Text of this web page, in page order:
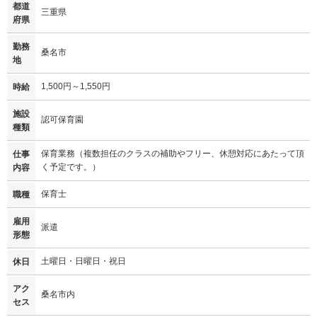
都道
府県
三重県
勤務
地
桑名市
時給 1,500円～1,550円
施設
種類
認可保育園
仕事
内容
保育業務（複数担任のクラスの補助やフリー、休憩対応にあたって頂
く予定です。）
職種 保育士
雇用
形態
派遣
休日 土曜日・日曜日・祝日
アク
セス
桑名市内